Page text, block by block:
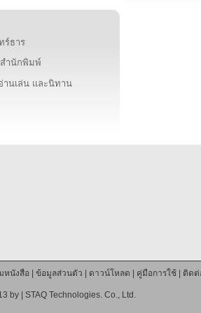
ร์ธาร
ำนักพิมพ์
านเล่น และนิทาน
หนังสือ ข้อมูลส่วนตัว ดาวน์โหลด คู่มือการใช้| ติดต่
by | STAQ Technologies. Co., Ltd.